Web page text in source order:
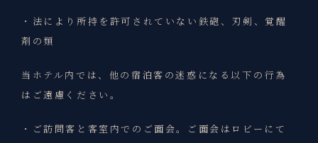
・法により所持を許可されていない鉄砲、刃剣、覚醒
剤の類
当ホテル内では、他の宿泊客の迷惑になる以下の行為
はご遠慮ください。
・ご訪問客と客室内でのご面会。ご面会はロビーにて